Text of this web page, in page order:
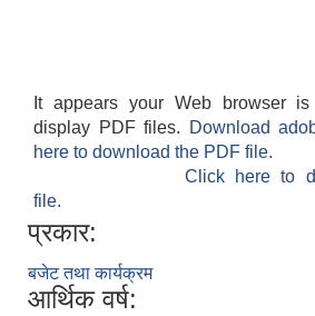
It appears your Web browser
display PDF files.
Download
here to download the PDF file.
Click here to
file.
प्रकार:
बजेट तथा कार्यक्रम
आर्थिक वर्ष: